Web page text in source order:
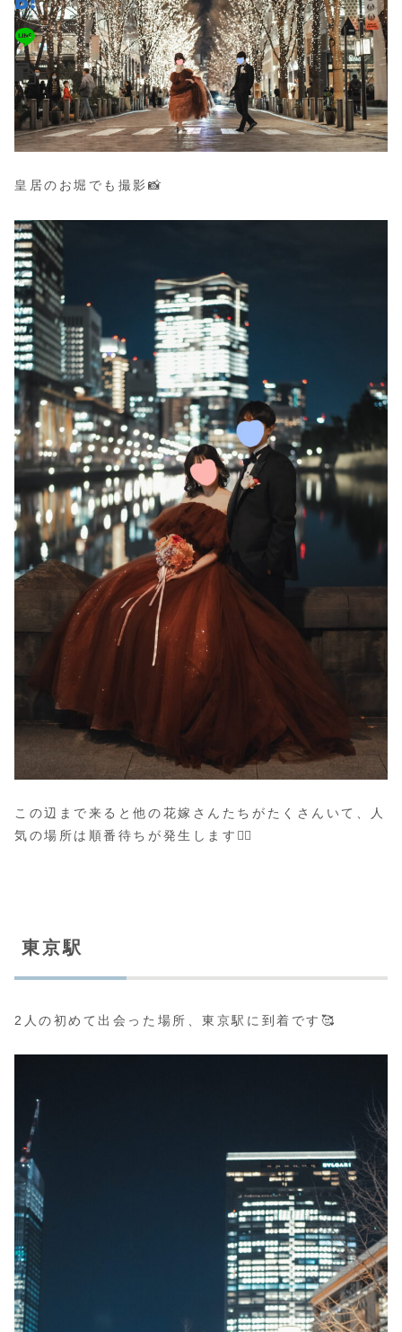
皇居のお堀でも撮影📸
この辺まで来ると他の花嫁さんたちがたくさんいて、人
気の場所は順番待ちが発生します👰‍♀️
東京駅
2人の初めて出会った場所、東京駅に到着です🥰